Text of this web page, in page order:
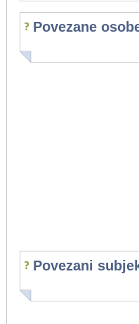
Povezane
Povezani